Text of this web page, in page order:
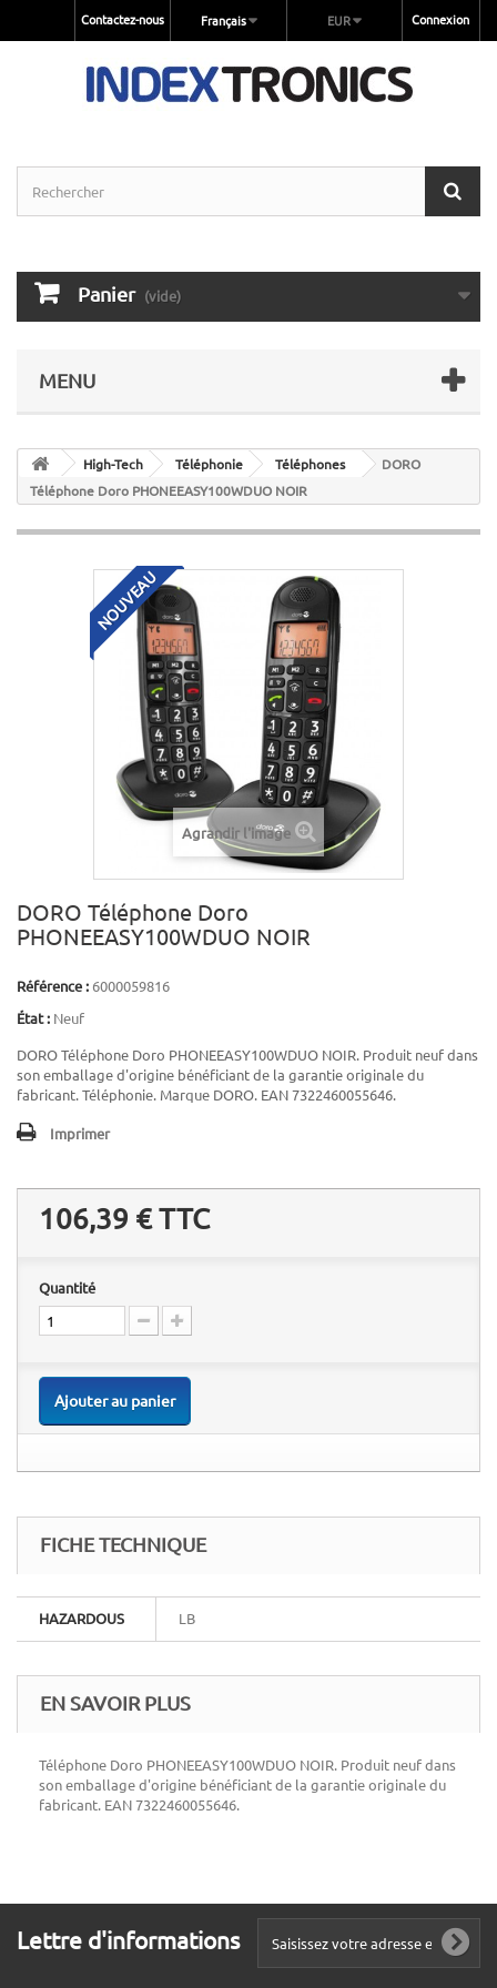
Connexion
EUR
Français
Contactez-nous
Panier (vide)
MENU
High-Tech Téléphonie Téléphones
DORO
Téléphone Doro PHONEEASY100WDUO NOIR
NOUVEAU
Agrandir l'image
DORO Téléphone Doro
PHONEEASY100WDUO NOIR
Référence : 6000059816
État : Neuf
DORO Téléphone Doro PHONEEASY100WDUO NOIR. Produit neuf dans
son emballage d'origine bénéficiant de la garantie originale du
fabricant. Téléphonie. Marque DORO. EAN 7322460055646.
Imprimer
106,39 €TTC
Quantité
Ajouter au panier
FICHE TECHNIQUE
HAZARDOUS LB
EN SAVOIR PLUS
Téléphone Doro PHONEEASY100WDUO NOIR. Produit neuf dans
son emballage d'origine bénéficiant de la garantie originale du
fabricant. EAN 7322460055646.
Lettre d'informations